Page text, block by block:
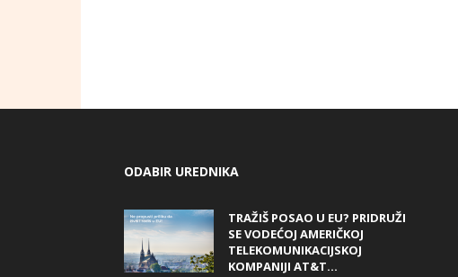
ODABIR UREDNIKA
TRAŽIŠ POSAO U EU? PRIDRUŽI
SE VODEĆOJ AMERIČKOJ
TELEKOMUNIKACIJSKOJ
KOMPANIJI AT&T...